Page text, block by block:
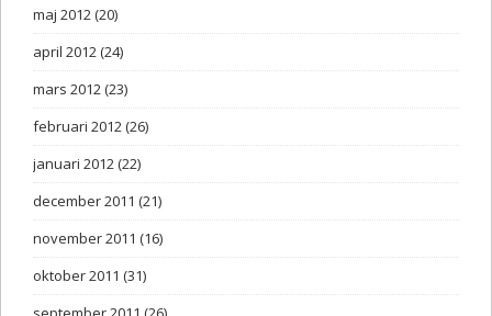
maj 2012(20)
april 2012(24)
mars 2012(23)
februari 2012(26)
januari 2012(22)
december 2011 (21)
november 2011 (16)
oktober 2011 (31)